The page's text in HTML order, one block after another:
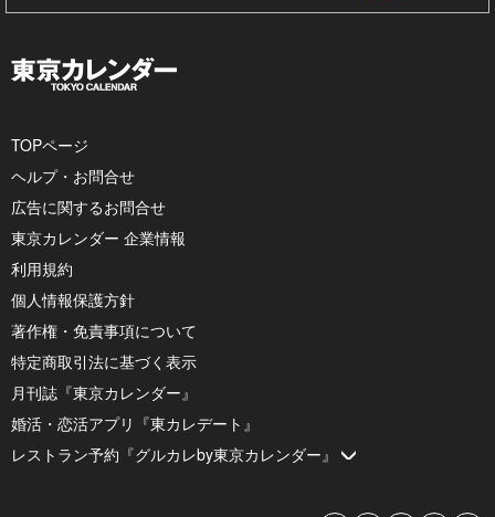
TOPページ
ヘルプ・お問合せ
広告に関するお問合せ
東京カレンダー 企業情報
利用規約
個人情報保護方針
著作権・免責事項について
特定商取引法に基づく表示
月刊誌『東京カレンダー』
婚活・恋活アプリ『東カレデート』
レストラン予約『グルカレby東京カレンダー』